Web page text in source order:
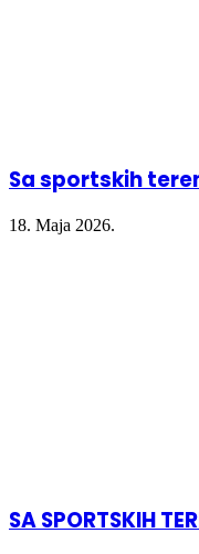
Sa sportskih
18. Maja 2026.
SA SPORTSKIH